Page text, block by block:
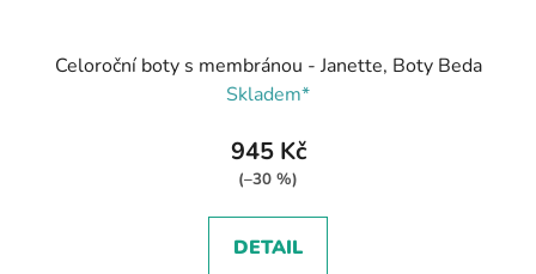
Celoroční boty s membránou - Janette, Boty Beda
Skladem*
945 Kč
(–30 %)
DETAIL